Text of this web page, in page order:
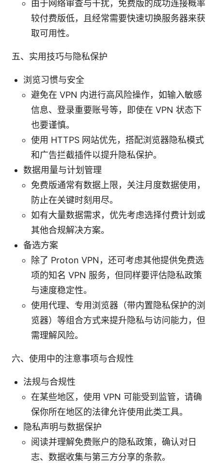
由于网络审查与干扰，免费版的成功连接概率
较付费版低，且经常需要快速切换服务器来获
取可用性。
五、实用技巧与隐私保护
浏览习惯与安全
避免在 VPN 内进行高风险操作，如输入敏感
信息、登录重要账号等，即使在 VPN 状态下
也要谨慎。
使用 HTTPS 网站优先，搭配浏览器隐私模式
和广告拦截插件以提升隐私保护。
数据用量与计划管理
免费版通常有数据上限，关注月度数据使用，
防止在关键时刻用尽。
如有大量数据需求，优先考虑选择付费计划或
其他合规解决方案。
备选方案
除了 Proton VPN，还可考虑其他提供免费选
项的知名 VPN 服务，但同样要评估隐私政策
与速度稳定性。
使用代理、专用浏览器（带内置隐私保护的浏
览器）等组合方式来提升隐私与访问能力，但
需理解风险。
六、使用中的注意事项与合规性
法规与合规性
在某些地区，使用 VPN 可能受到监管，请确
保你所在地区的法律允许使用此类工具。
隐私声明与数据保护
阅读并理解免费账户的隐私政策，确认对日
志、数据收集与第三方分享的条款。